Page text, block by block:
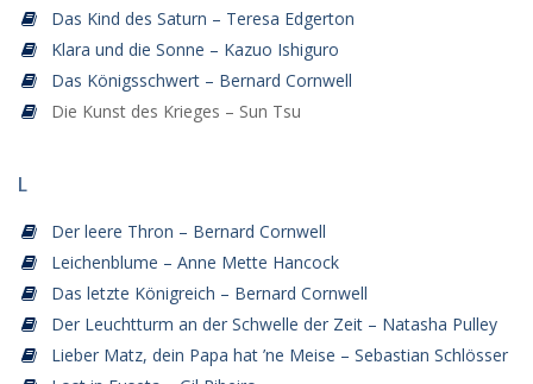
Das Kind des Saturn – Teresa Edgerton
Klara und die Sonne – Kazuo Ishiguro
Das Königsschwert – Bernard Cornwell
Die Kunst des Krieges – Sun Tsu
L
Der leere Thron – Bernard Cornwell
Leichenblume – Anne Mette Hancock
Das letzte Königreich – Bernard Cornwell
Der Leuchtturm an der Schwelle der Zeit – Natasha Pulley
Lieber Matz, dein Papa hat ’ne Meise – Sebastian Schlösser